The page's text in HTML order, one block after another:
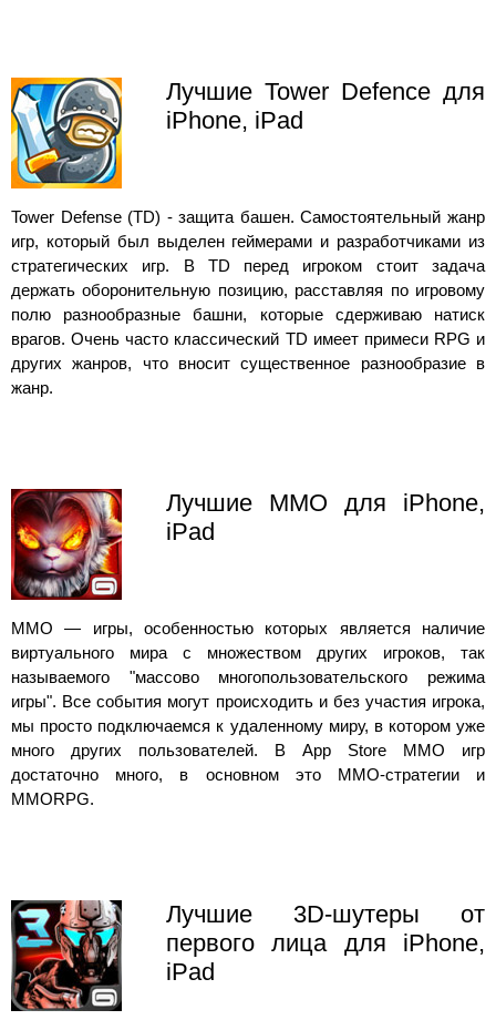
Лучшие Tower Defence для
iPhone, iPad
Tower Defense (TD) - защита башен. Самостоятельный жанр
игр, который был выделен геймерами и разработчиками из
стратегических игр. В TD перед игроком стоит задача
держать оборонительную позицию, расставляя по игровому
полю разнообразные башни, которые сдерживаю натиск
врагов. Очень часто классический TD имеет примеси RPG и
других жанров, что вносит существенное разнообразие в
жанр.
Лучшие MMO для iPhone,
iPad
MMO — игры, особенностью которых является наличие
виртуального мира с множеством других игроков, так
называемого "массово многопользовательского режима
игры". Все события могут происходить и без участия игрока,
мы просто подключаемся к удаленному миру, в котором уже
много других пользователей. В App Store MMO игр
достаточно много, в основном это MMO-стратегии и
MMORPG.
Лучшие 3D-шутеры от
первого лица для iPhone,
iPad